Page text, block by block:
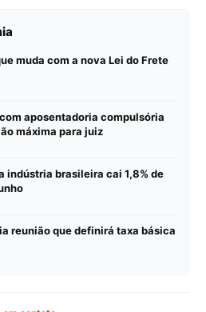
muda com a nova Lei do Frete
aposentadoria compulsória
máxima para juiz
indústria brasileira cai 1,8% de
reunião que definirá taxa básica